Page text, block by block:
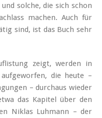
solche, die sich schon
machen. Auch für
sind, ist das Buch sehr
zeigt, werden in
die heute –
– durchaus wieder
das Kapitel über den
Niklas Luhmann – der